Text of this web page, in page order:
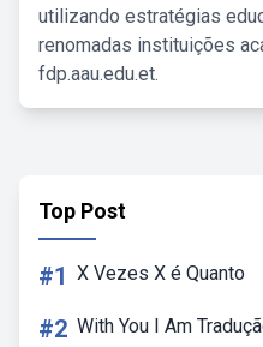
utilizando estratégias
renomadas instituições
fdp.aau.edu.et.
Top Post
#1 X Vezes X é Quanto
#2 With You I Am